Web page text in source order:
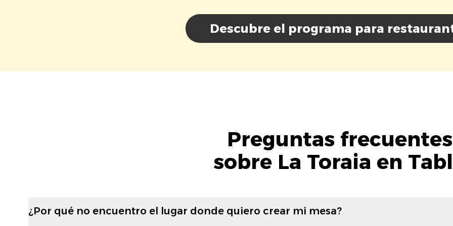
Descubre el programa para
Preguntas frecuentes
sobre La Toraia en
¿Por qué no encuentro el lugar donde quiero crear mi mesa?